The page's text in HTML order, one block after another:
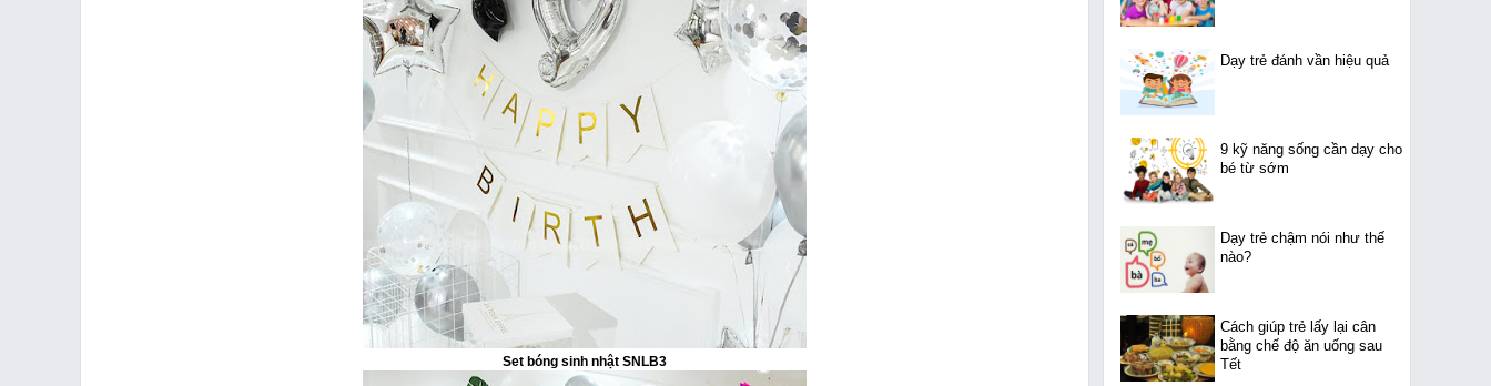
Set bóng sinh nhật SNLB3
Dạy trẻ đánh vần hiệu quả
9 kỹ năng sống cần dạy cho
bé từ sớm
Dạy trẻ chậm nói như thế
nào?
Cách giúp trẻ lấy lại cân
bằng chế độ ăn uống sau
Tết